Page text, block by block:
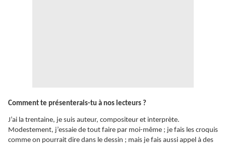
Comment te présenterais-tu à nos lecteurs ?
J’ai la trentaine, je suis auteur, compositeur et interprète.
Modestement, j’essaie de tout faire par moi-même ; je fais les croquis
comme on pourrait dire dans le dessin ; mais je fais aussi appel à des